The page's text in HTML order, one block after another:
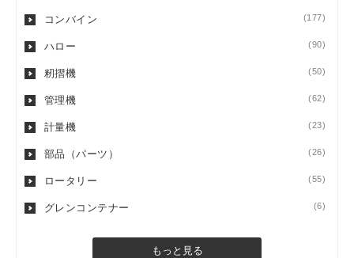
コンバイン (177)
ハロー (90)
籾摺機 (50)
管理機 (62)
計量機 (23)
部品（パーツ） (26)
ロータリー (55)
グレンコンテナー (6)
もっと見る